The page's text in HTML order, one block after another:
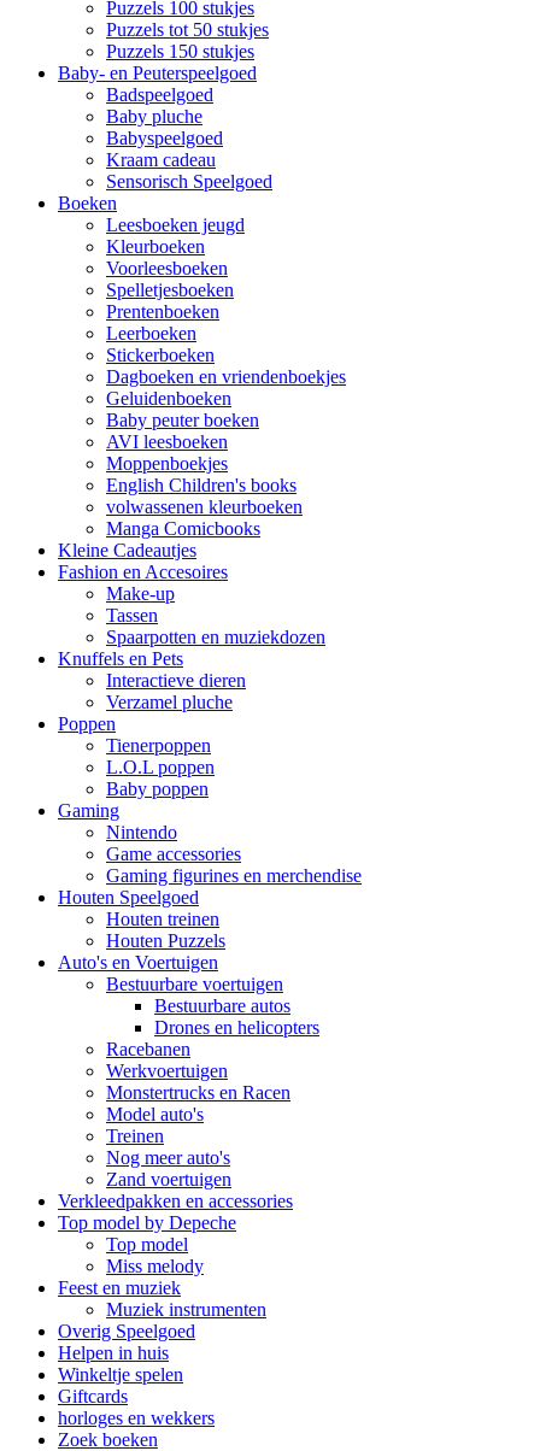
Puzzels 100 stukjes
Puzzels tot 50 stukjes
Puzzels 150 stukjes
Baby- en Peuterspeelgoed
Badspeelgoed
Baby pluche
Babyspeelgoed
Kraam cadeau
Sensorisch Speelgoed
Boeken
Leesboeken jeugd
Kleurboeken
Voorleesboeken
Spelletjesboeken
Prentenboeken
Leerboeken
Stickerboeken
Dagboeken en vriendenboekjes
Geluidenboeken
Baby peuter boeken
AVI leesboeken
Moppenboekjes
English Children's books
volwassenen kleurboeken
Manga Comicbooks
Kleine Cadeautjes
Fashion en Accesoires
Make-up
Tassen
Spaarpotten en muziekdozen
Knuffels en Pets
Interactieve dieren
Verzamel pluche
Poppen
Tienerpoppen
L.O.L poppen
Baby poppen
Gaming
Nintendo
Game accessories
Gaming figurines en merchendise
Houten Speelgoed
Houten treinen
Houten Puzzels
Auto's en Voertuigen
Bestuurbare voertuigen
Bestuurbare autos
Drones en helicopters
Racebanen
Werkvoertuigen
Monstertrucks en Racen
Model auto's
Treinen
Nog meer auto's
Zand voertuigen
Verkleedpakken en accessories
Top model by Depeche
Top model
Miss melody
Feest en muziek
Muziek instrumenten
Overig Speelgoed
Helpen in huis
Winkeltje spelen
Giftcards
horloges en wekkers
Zoek boeken